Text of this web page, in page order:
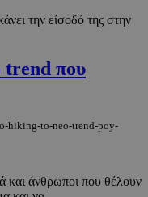
την είσοδό της στην
trend που
hiking-to-neo-trend-poy-
και άνθρωποι που θέλουν